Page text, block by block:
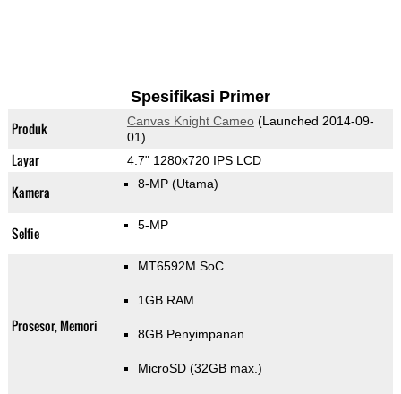
Spesifikasi Primer
Produk Canvas Knight Cameo(Launched 2014-09-
01)
Layar 4.7" 1280x720 IPS LCD
Kamera 8-MP (Utama)
Selfie 5-MP
Prosesor, Memori
MT6592M SoC
1GB RAM
8GB Penyimpanan
MicroSD (32GB max.)